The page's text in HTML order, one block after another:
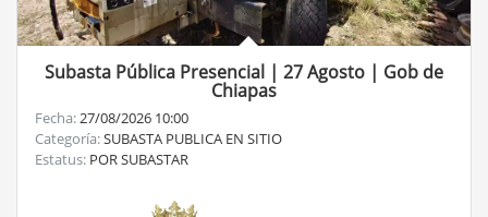
Subasta Pública Presencial | 27 Agosto | Gob de
Chiapas
Fecha:27/08/2026 10:00
Categoría:SUBASTA PUBLICA EN SITIO
Estatus: POR SUBASTAR